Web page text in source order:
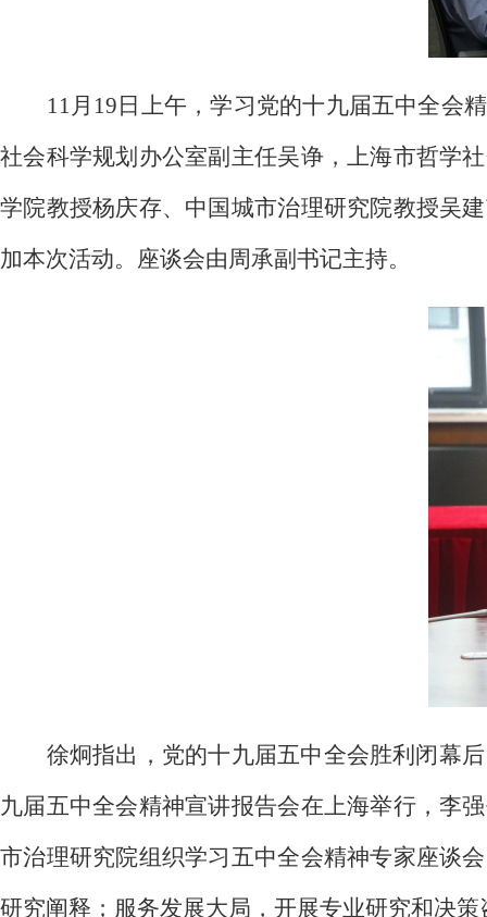
11月19日上午，学习党的十九届五中全会
社会科学规划办公室副主任吴诤，上海市哲学
学院教授杨庆存、中国城市治理研究院教授吴
加本次活动。座谈会由周承副书记主持。
徐炯指出，党的十九届五中全会胜利闭幕
九届五中全会精神宣讲报告会在上海举行，李
市治理研究院组织学习五中全会精神专家座谈
研究阐释；服务发展大局，开展专业研究和决